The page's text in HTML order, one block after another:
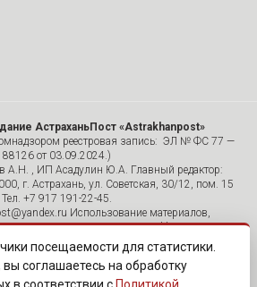
АстраханьПост «Astrakhanpost»
реестровая запись: ЭЛ № ФС 77 —
88126 от 03.09.2024.)
А.Н. , ИП Асадулин Ю.А. Главный редактор:
г. Астрахань, ул. Советская, 30/12, пом. 15
Тел. +7 917 191-22-45.
Использование материалов,
сетевого издания «Astrakhanpost»,
с указанием источника и публикацией
на портал Astrakhanpost.ru. Комментарии
без предварительного редактирования.
за собой право удалить их с сайта или
посещаемости для статистики.
соглашаетесь на обработку